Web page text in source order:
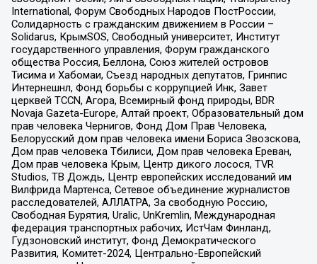
International, Форум Свободных Народов ПостРоссии,
Солидарность с гражданским движением в России –
Solidarus, КрымSOS, Свободный университет, Институт
государственного управления, Форум гражданского
общества Россия, Беллона, Союз жителей островов
Тисима и Хабомаи, Съезд народных депутатов, Гринпис
Интернешнл, Фонд борьбы с коррупцией Инк, Завет
церквей TCCN, Агора, Всемирный фонд природы, BDR
Novaja Gazeta-Europe, Алтай проект, Образовательный дом
прав человека Чернигов, Фонд Дом Прав Человека,
Белорусский дом прав человека имени Бориса Звозскова,
Дом прав человека Тбилиси, Дом прав человека Ереван,
Дом прав человека Крым, Центр дикого лосося, TVR
Studios, ТВ Дождь, Центр европейских исследований им
Вилфрида Мартенса, Сетевое объединение журналистов
расследователей, АЛЛАТРА, За свободную Россию,
Свободная Бурятия, Uralic, UnKremlin, Международная
федерация транспортных рабочих, ИстЧам Финланд,
Гудзоновский институт, Фонд Демократического
Развития, Комитет-2024, Центрально-Европейский